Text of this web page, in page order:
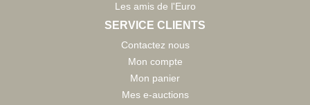
Les amis de l'Euro
SERVICE CLIENTS
Contactez nous
Mon compte
Mon panier
Mes e-auctions